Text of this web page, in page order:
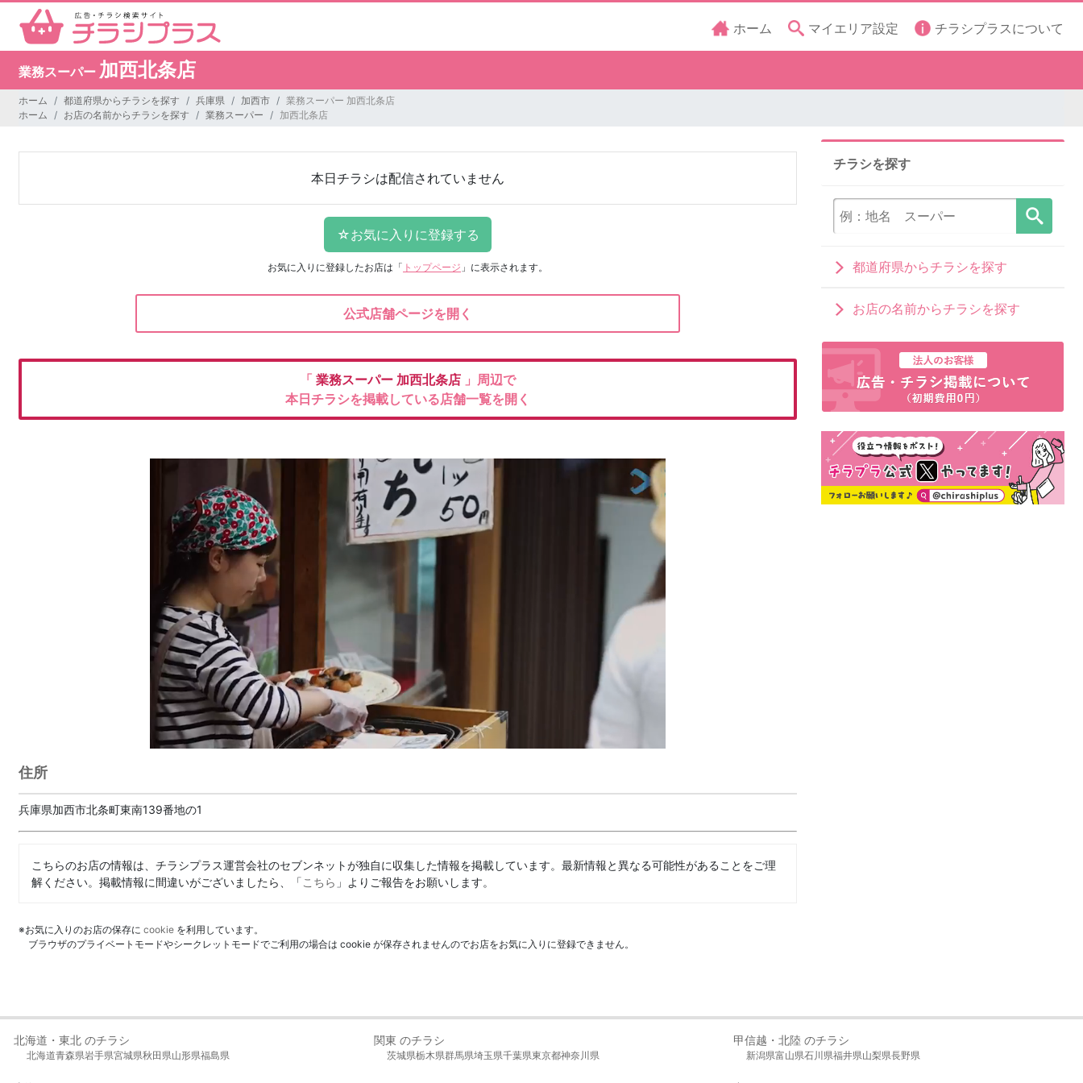
ホーム マイエリア設定 チラシプラスについて
業務スーパー 加西北条店
ホーム 都道府県からチラシを探す 兵庫県 加西市
業務スーパー 加西北条店
ホーム
お店の名前からチラシを探す 業務スーパー 加西北条店
本日チラシは配信されていません
お気に入りに登録したお店は 「 トップページ 」に表示されます。
公式店舗ページを開く
「 業務スーパー 加西北条店 」周辺で
本日チラシを掲載している店舗一覧を開く
住所
兵庫県加西市北条町東南139番地の1
こちらのお店の情報は、チラシプラス運営会社のセブンネットが独自に収集した情報を掲載しています。最新情報と異なる可能性があることをご理
解ください。掲載情報に間違いがございましたら、「こちら 」よりご報告をお願いします。
※お気に入りのお店の保存に cookie を利用しています。
ブラウザのプライベートモードやシークレットモードでご利用の場合は cookie が保存されませんのでお店をお気に入りに登録できません。
チラシを探す
都道府県からチラシを探す
お店の名前からチラシを探す
北海道・東北 のチラシ
北海道青森県岩手県宮城県秋田県山形県福島県
関東 のチラシ
茨城県栃木県群馬県埼玉県千葉県東京都神奈川県
甲信越・北陸 のチラシ
新潟県富山県石川県福井県山梨県長野県